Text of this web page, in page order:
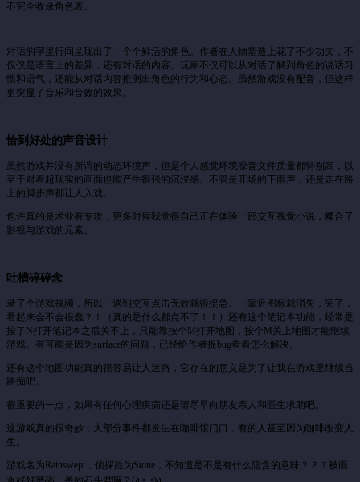
不完全收录角色表。
对话的字里行间呈现出了一个个鲜活的角色。作者在人物塑造上花了不少功夫，不
仅仅是语言上的差异，还有对话的内容。玩家不仅可以从对话了解到角色的说话习
惯和语气，还能从对话内容推测出角色的行为和心态。虽然游戏没有配音，但这样
更突显了音乐和音效的效果。
恰到好处的声音设计
虽然游戏并没有所谓的动态环境声，但是个人感觉环境噪音文件质量都特别高，以
至于对着超现实的画面也能产生很强的沉浸感。不管是开场的下雨声，还是走在路
上的脚步声都让人入戏。
也许真的是术业有专攻，更多时候我觉得自己正在体验一部交互视觉小说，糅合了
影视与游戏的元素。
吐槽碎碎念
录了个游戏视频，所以一遇到交互点击无效就很捉急。一靠近图标就消失，完了，
看起来会不会很蠢？！（真的是什么都点不了！！）还有这个笔记本功能，经常是
按了N打开笔记本之后关不上，只能靠按个M打开地图，按个M关上地图才能继续
游戏。有可能是因为surface的问题，已经给作者提bug看看怎么解决。
还有这个地图功能真的很容易让人迷路，它存在的意义是为了让我在游戏里继续当
路痴吧。
很重要的一点，如果有任何心理疾病还是请尽早向朋友亲人和医生求助吧。
这游戏真的很奇妙，大部分事件都发生在咖啡馆门口，有的人甚至因为咖啡改变人
生。
游戏名为Rainswept，侦探姓为Stone，不知道是不是有什么隐含的意味？？？被雨